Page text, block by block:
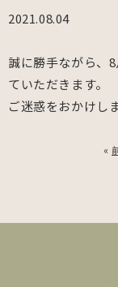
2021.08.04
誠に勝手ながら、
ていただきます。
ご迷惑をおかけし
«